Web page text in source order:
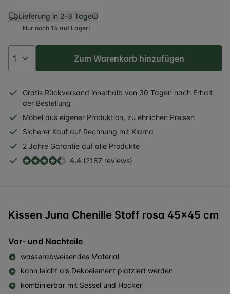
Lieferung in 2-3 Tage
Nur noch 14 auf Lager!
Zum Warenkorb hinzufügen
Gratis Rückversand innerhalb von 30 Tagen nach Erhalt
der Bestellung
Möbel aus eigener Produktion, zu ehrlichen Preisen
Sicherer Kauf auf Rechnung mit Klarna
2 Jahre Garantie auf alle Produkte
4.4 (2187 reviews)
Kissen Juna Chenille Stoff rosa 45x45 cm
Vor- und Nachteile
wasserabweisendes Material
kann leicht als Dekoelement platziert werden
kombinierbar mit Sessel und Hocker